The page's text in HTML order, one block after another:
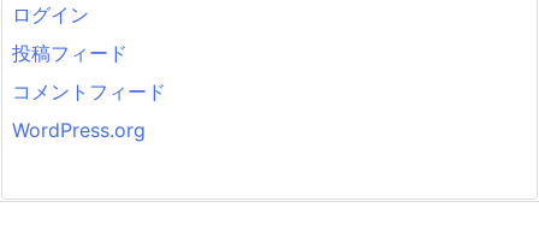
ログイン
投稿フィード
コメントフィード
WordPress.org